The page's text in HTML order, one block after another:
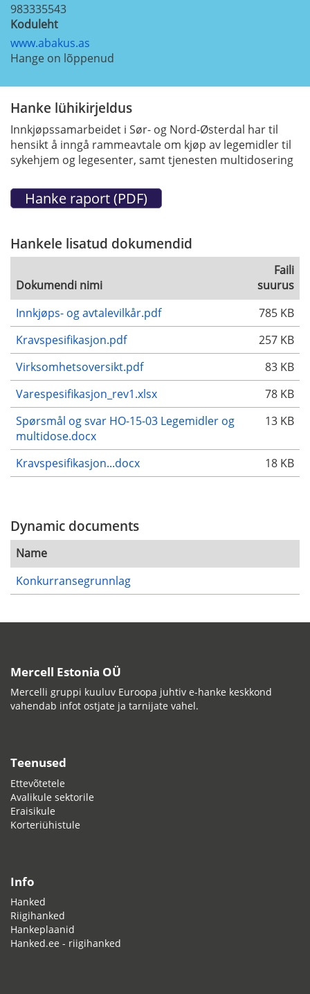
983335543
Koduleht
www.abakus.as
Hange on lõppenud
Hanke lühikirjeldus
Innkjøpssamarbeidet i Sør- og Nord-Østerdal har til
hensikt å inngå rammeavtale om kjøp av legemidler til
sykehjem og legesenter, samt tjenesten multidosering
Hankele lisatud dokumendid
Dokumendi nimi
Faili
suurus
Innkjøps- og avtalevilkår.pdf
785 KB
Kravspesifikasjon.pdf
257 KB
Virksomhetsoversikt.pdf
83 KB
Varespesifikasjon_rev1.xlsx
78 KB
Spørsmål og svar HO-15-03 Legemidler og
multidose.docx
13 KB
Kravspesifikasjon...docx 18 KB
Dynamic documents
Name
Konkurransegrunnlag
Mercell Estonia OÜ
Mercelli gruppi kuuluv Euroopa juhtiv e-hanke keskkond
vahendab infot ostjate ja tarnijate vahel.
Teenused
Ettevõtetele
Avalikule sektorile
Eraisikule
Korteriühistule
Info
Hanked
Riigihanked
Hankeplaanid
Hanked.ee - riigihanked